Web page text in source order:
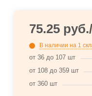
75.25 руб.
В наличии на 1
от 36 до 107 шт
от 108 до 359 шт
от 360 шт